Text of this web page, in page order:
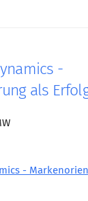
-
als